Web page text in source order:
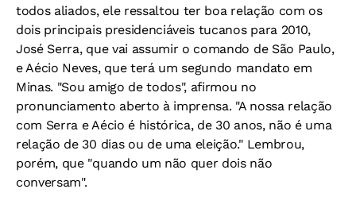
todos aliados, ele ressaltou ter boa relação com os
dois principais presidenciáveis tucanos para 2010,
José Serra, que vai assumir o comando de São Paulo,
e Aécio Neves, que terá um segundo mandato em
Minas. "Sou amigo de todos", afirmou no
pronunciamento aberto à imprensa. "A nossa relação
com Serra e Aécio é histórica, de 30 anos, não é uma
relação de 30 dias ou de uma eleição." Lembrou,
porém, que "quando um não quer dois não
conversam".